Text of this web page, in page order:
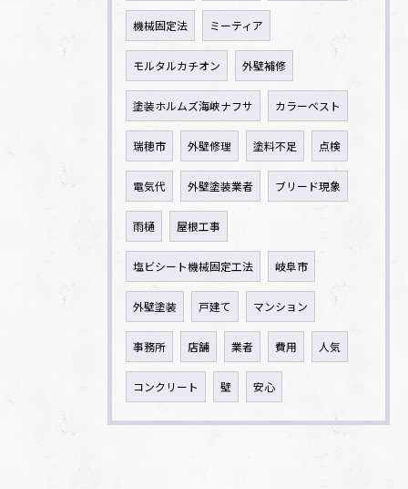
機械固定法 ミーティア
モルタルカチオン 外壁補修
塗装ホルムズ海峡ナフサ カラーベスト
瑞穂市 外壁修理 塗料不足 点検
電気代 外壁塗装業者 ブリード現象
雨樋 屋根工事
塩ビシート機械固定工法 岐阜市
外壁塗装 戸建て マンション
事務所 店舗 業者 費用 人気
コンクリート 壁 安心